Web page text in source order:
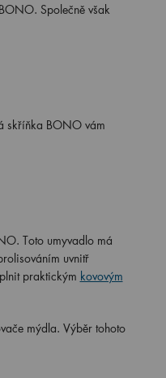
Společně však
skříňka BONO vám
Toto umyvadlo má
uvnitř
praktickým kovovým
mýdla. Výběr tohoto